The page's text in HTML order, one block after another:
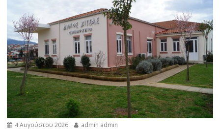
4 Αυγούστου 2026 admin admin